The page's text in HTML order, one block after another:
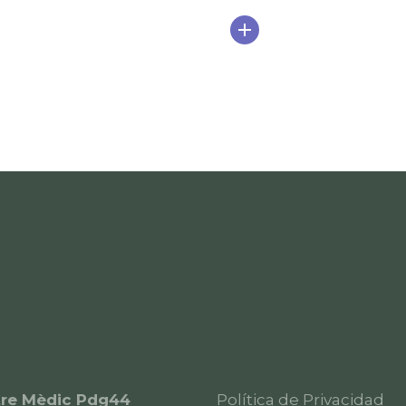
Mèdic Pdg44 Política de Privacidad